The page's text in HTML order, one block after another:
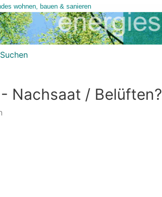
Suchen
Nachsaat / Belüften?